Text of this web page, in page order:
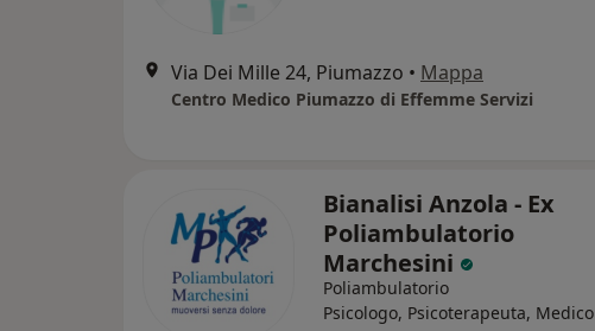
Via Dei Mille 24, Piumazzo • Mappa
Centro Medico Piumazzo di Effemme Servizi
Bianalisi Anzola - Ex
Poliambulatorio
Marchesini
Poliambulatorio
Psicologo, Psicoterapeuta, Medico